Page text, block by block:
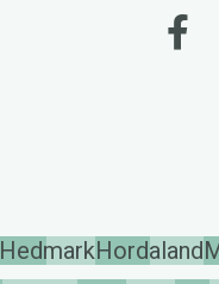
Gå
HedmarkHordaland